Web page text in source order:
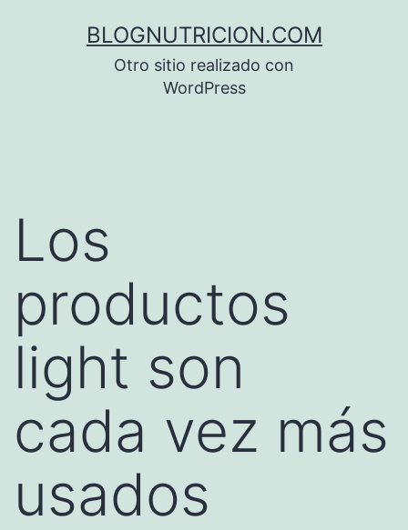
BLOGNUTRICION.COM
Otro sitio realizado con
WordPress
Los
productos
light son
cada vez más
usados